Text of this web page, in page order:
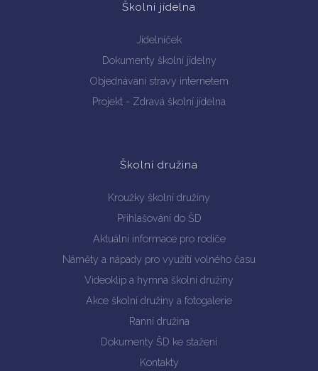
Školní jídelna
Jídelníček
Dokumenty školní jídelny
Objednávání stravy internetem
Projekt - Zdravá školní jídelna
Školní družina
Kroužky školní družiny
Přihlašování do ŠD
Aktuální informace pro rodiče
Náměty a nápady pro využití volného času
Videoklip a hymna školní družiny
Akce školní družiny a fotogalerie
Ranní družina
Dokumenty ŠD ke stažení
Kontakty